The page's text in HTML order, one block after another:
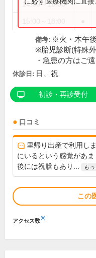
14:00～16:00
備考: ※火・木午
※胎児診断(特殊
・急患の方はご
休診日: 日、祝
初診・再診受付
口コミ
里帰り出産で利用し
にいるという感覚があ
後には祝膳もあり...
も
この
アクセス数※